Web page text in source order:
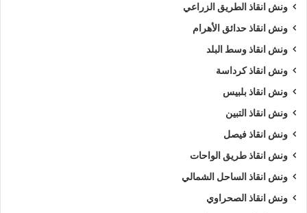
ونش انقاذ الطريق الزراعي
ونش انقاذ حدائق الأهرام
ونش انقاذ وسط البلد
ونش انقاذ كرداسة
ونش انقاذ بلبيس
ونش انقاذ التبين
ونش انقاذ فيصل
ونش انقاذ طريق الواحات
ونش انقاذ الساحل الشمالي
ونش انقاذ الصحراوي